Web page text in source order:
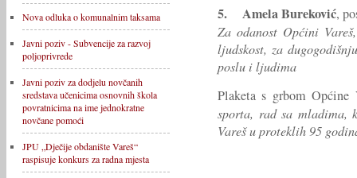
Nova odluka o komunalnim taksama
Javni poziv - Subvencije za razvoj
poljoprivrede
Javni poziv za dodjelu novčanih
sredstava učenicima osnovnih škola
povratnicima na ime jednokratne
novčane pomoći
JPU „Dječije obdanište Vareš“
raspisuje konkurs za radna mjesta
5. Amela Bureković,
Za odanost Općini
ljudskost, za
poslu i ljudima
Plaketa s grbom
sporta, rad sa mladima,
Vareš u proteklih 95